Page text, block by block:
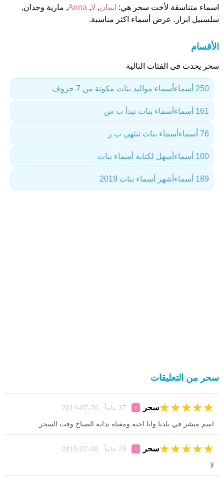
اسماء متناسقة لأخت سحر هي: ايمان, لا,
Anna, مارية وجدان,
سلسبيل ابرار. عرض أسماء اكثر مناسبة.
الأقسام
سحر يحدث فى الفئات التالية
أسماء مواليد بنات مكونة من 7 حروف 250 أسماء
أسماء بنات تبدأ ب س 161 أسماء
أسماء بنات تنتهي ب ر 76 أسماء
أسهل لكتابة أسماء بنات 100 أسماء
أشهر أسماء بنات 2019 189 أسماء
سحر من التعليقات
سحر ♀ ★
★
★
★
★
اسم منشر في بلدنا وانا احبه ومعناه بداية الصباح وقت السحر
سحر ♀ ★
★
★
★
★
لا